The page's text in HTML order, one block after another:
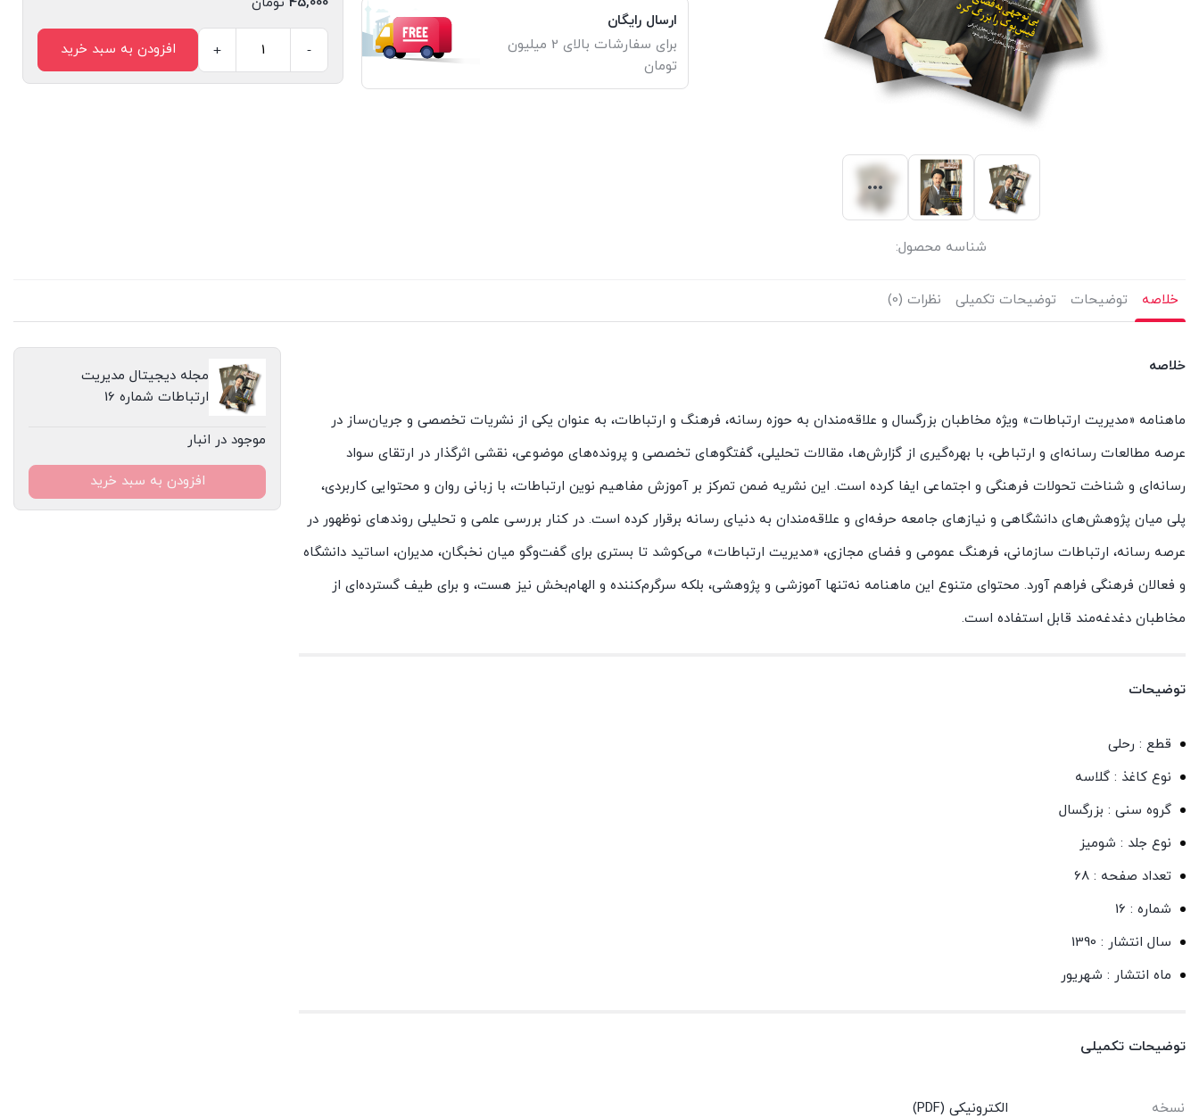
شناسه محصول:
ارسال رایگان
برای سفارشات بالای 2 میلیون
تومان
دیجیتال
-
+ افزودن به سبد خرید
خلاصه توضیحات توضیحات تکمیلی نظرات (0)
خلاصه
ماهنامه «مدیریت ارتباطات» ویژه مخاطبان بزرگسال و علاقه‌مندان به حوزه رسانه، فرهنگ و ارتباطات، به عنوان یکی از نشریات تخصصی و جریان‌ساز در
عرصه مطالعات رسانه‌ای و ارتباطی، با بهره‌گیری از گزارش‌ها، مقالات تحلیلی، گفتگوهای تخصصی و پرونده‌های موضوعی، نقشی اثرگذار در ارتقای سواد
رسانه‌ای و شناخت تحولات فرهنگی و اجتماعی ایفا کرده است. این نشریه ضمن تمرکز بر آموزش مفاهیم نوین ارتباطات، با زبانی روان و محتوایی کاربردی،
پلی میان پژوهش‌های دانشگاهی و نیازهای جامعه حرفه‌ای و علاقه‌مندان به دنیای رسانه برقرار کرده است. در کنار بررسی علمی و تحلیلی روندهای نوظهور در
عرصه رسانه، ارتباطات سازمانی، فرهنگ عمومی و فضای مجازی، «مدیریت ارتباطات» می‌کوشد تا بستری برای گفت‌وگو میان نخبگان، مدیران، اساتید دانشگاه
و فعالان فرهنگی فراهم آورد. محتوای متنوع این ماهنامه نه‌تنها آموزشی و پژوهشی، بلکه سرگرم‌کننده و الهام‌بخش نیز هست، و برای طیف گسترده‌ای از
مخاطبان دغدغه‌مند قابل استفاده است.
توضیحات
قطع : رحلی
نوع کاغذ : گلاسه
گروه سنی : بزرگسال
نوع جلد : شومیز
تعداد صفحه : 68
شماره : 16
سال انتشار : 1390
ماه انتشار : شهریور
توضیحات تکمیلی
نسخه الکترونیکی (PDF)
مجله دیجیتال مدیریت
ارتباطات شماره 16
موجود در انبار
افزودن به سبد خرید